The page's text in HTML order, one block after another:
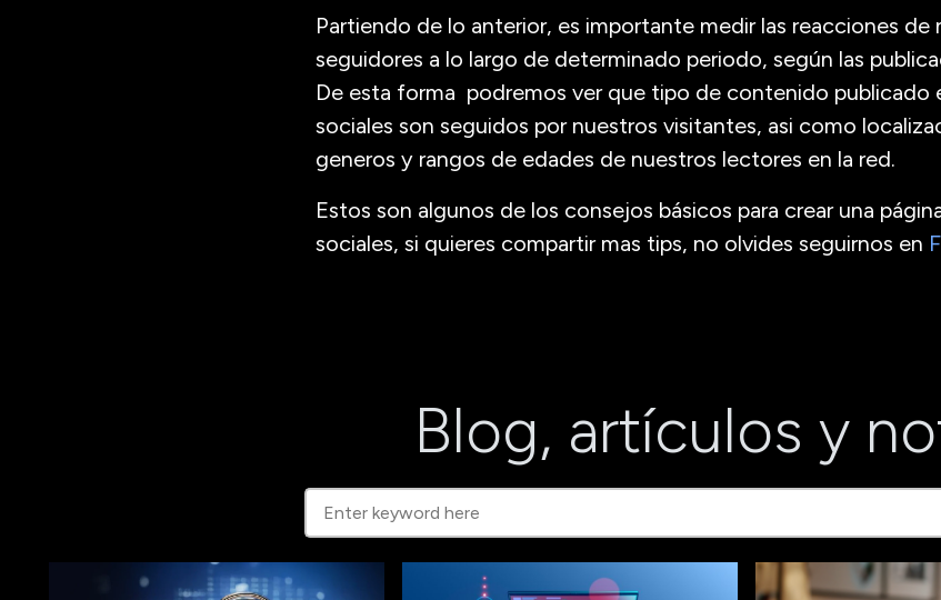
Partiendo de lo anterior, es importante medir las reacciones de
seguidores a lo largo de determinado periodo, según las
De esta forma podremos ver que tipo de contenido publicado
sociales son seguidos por nuestros visitantes, asi como
generos y rangos de edades de nuestros lectores en la red.
Estos son algunos de los consejos básicos para crear una
sociales, si quieres compartir mas tips, no olvides seguirnos en
Blog, artículos y